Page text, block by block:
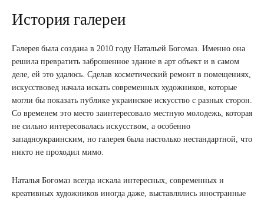
История галереи
Галерея была создана в 2010 году Натальей Богомаз. Именно она
решила превратить заброшенное здание в арт объект и в самом
деле, ей это удалось. Сделав косметический ремонт в помещениях,
искусствовед начала искать современных художников, которые
могли бы показать публике украинское искусство с разных сторон.
Со временем это место заинтересовало местную молодежь, которая
не сильно интересовалась искусством, а особенно
западноукраинским, но галерея была настолько нестандартной, что
никто не проходил мимо.
Наталья Богомаз всегда искала интересных, современных и
креативных художников иногда даже, выставлялись иностранные